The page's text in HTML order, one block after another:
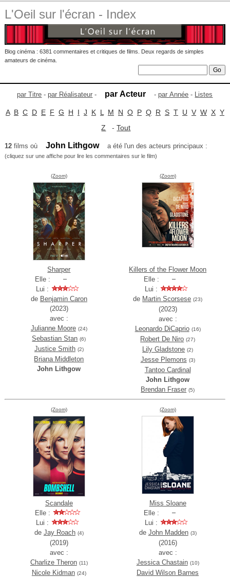
L'Oeil sur l'écran - Index
Blog cinéma : 6381 commentaires et critiques de films. Deux regards de simples
amateurs de cinéma.
par Titre -par Réalisateur - par Acteur -par Année - Listes
A B C D E F G H I J K L M N O P Q R S T U V W X Y
Z -Tout
12films où John Lithgow a été l'un des acteurs principaux :
(cliquez sur une affiche pour lire les commentaires sur le film)
(Zoom)
Sharper
Elle :
Lui :
de Benjamin Caron
(2023)
avec :
Julianne Moore (24)
Sebastian Stan (6)
Justice Smith (2)
Briana Middleton
John Lithgow
(Zoom)
Killers of the Flower Moon
Elle :
Lui :
de Martin Scorsese (23)
(2023)
avec :
Leonardo DiCaprio (16)
Robert De Niro (27)
Lily Gladstone (2)
Jesse Plemons (3)
Tantoo Cardinal
John Lithgow
Brendan Fraser (5)
(Zoom)
Scandale
Elle :
Lui :
de Jay Roach (4)
(2019)
avec :
Charlize Theron (11)
Nicole Kidman (24)
(Zoom)
Miss Sloane
Elle :
Lui :
de John Madden (3)
(2016)
avec :
Jessica Chastain (10)
David Wilson Barnes